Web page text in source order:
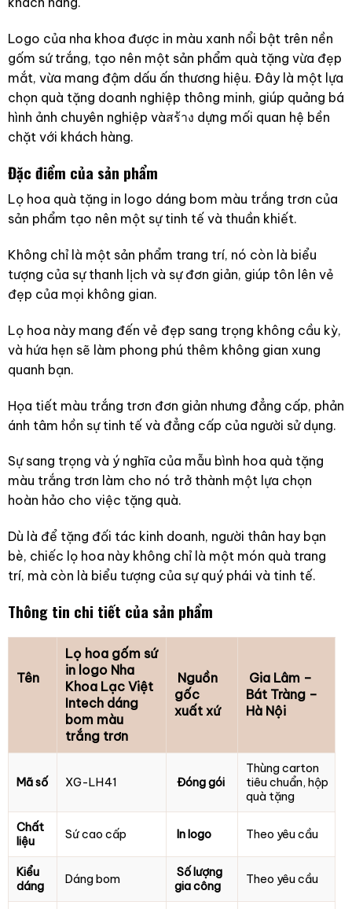
Logo của nha khoa được in màu xanh nổi bật trên nền
gốm sứ trắng, tạo nên một sản phẩm quà tặng vừa đẹp
mắt, vừa mang đậm dấu ấn thương hiệu. Đây là một lựa
chọn quà tặng doanh nghiệp thông minh, giúp quảng bá
hình ảnh chuyên nghiệp vàสร้าง dựng mối quan hệ bền
chặt với khách hàng.
Đặc điểm của sản phẩm
Lọ hoa quà tặng in logo dáng bom màu trắng trơn của
sản phẩm tạo nên một sự tinh tế và thuần khiết.
Không chỉ là một sản phẩm trang trí, nó còn là biểu
tượng của sự thanh lịch và sự đơn giản, giúp tôn lên vẻ
đẹp của mọi không gian.
Lọ hoa này mang đến vẻ đẹp sang trọng không cầu kỳ,
và hứa hẹn sẽ làm phong phú thêm không gian xung
quanh bạn.
Họa tiết màu trắng trơn đơn giản nhưng đẳng cấp, phản
ánh tâm hồn sự tinh tế và đẳng cấp của người sử dụng.
Sự sang trọng và ý nghĩa của mẫu bình hoa quà tặng
màu trắng trơn làm cho nó trở thành một lựa chọn
hoàn hảo cho việc tặng quà.
Dù là để tặng đối tác kinh doanh, người thân hay bạn
bè, chiếc lọ hoa này không chỉ là một món quà trang
trí, mà còn là biểu tượng của sự quý phái và tinh tế.
Thông tin chi tiết của sản phẩm
Tên
Lọ hoa gốm sứ
in logo Nha
Khoa Lạc Việt
Intech dáng
bom màu
trắng trơn
Nguồn
gốc
xuất xứ
Gia Lâm –
Bát Tràng –
Hà Nội
Mã số XG-LH41 Đóng gói
Thùng carton
tiêu chuẩn, hộp
quà tặng
Chất
liệu
Sứ cao cấp In logo Theo yêu cầu
Kiểu
dáng
Dáng bom
Số lượng
gia công
Theo yêu cầu